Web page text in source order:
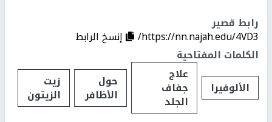
رابط قصير
https://nn.najah.edu/4VD3/
إنسخ الرابط
الكلمات المفتاحية
الألوفيرا
علاج
جفاف
الجلد
حول
الأظافر
زيت
الزيتون